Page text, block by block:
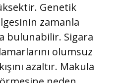
Genetik
zamanla
bulunabilir. Sigara
olumsuz
azaltır. Makula